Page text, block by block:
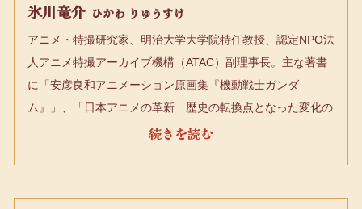
カ作画監督）。1989年（劇場）「ヴイナス戦記」（メカニ
カル作画監督）・フリーランスのアニメーターとなる。
1991年（ＯＶＡ）「機動戦士ガンダム００８３ ＳＴＡＲ
ＤＵＳＴ ＭＥＭＯＲＹ」（総メカニカル作画監督）・この
頃よりイラストレーターとしての活動が本格化。1994年
（ＯＶＡ）「ＢＯＵＮＴＹ ＤＯＧ 月面のイヴ」（キャラ
「機動武闘伝Ｇガンダム」（メカニカルディレクター）。
氷川竜介 ひかわ りゅうすけ
アニメ・特撮研究家、明治大学大学院特任教授、認定NPO法
人アニメ特撮アーカイブ機構（ATAC）副理事長。主な著書
に「安彦良和アニメーション原画集『機動戦士ガンダ
ム』」、「日本アニメの革新 歴史の転換点となった変化の
構造分析」（いずれもKADOKAWA）など。